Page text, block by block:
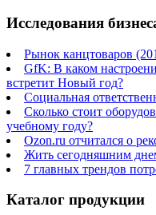
Исследования
Рынок канцтоваров
GfK: В каком
встретит Новый год?
Социальная
Сколько стоит
учебному году?
Ozon.ru отчитался о
Жить сегодняшним
7 главных трендов
Каталог продукции